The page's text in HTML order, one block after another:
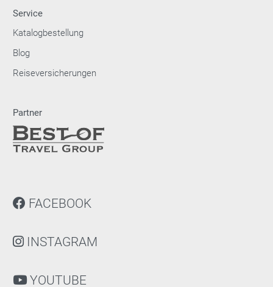
Service
Katalogbestellung
Blog
Reiseversicherungen
Partner
FACEBOOK
INSTAGRAM
YOUTUBE